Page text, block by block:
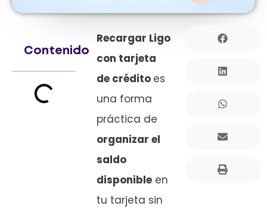
Recargar Ligo
con tarjeta
de crédito es
una forma
práctica de
organizar el
saldo
disponible en
tu tarjeta sin
Contenido